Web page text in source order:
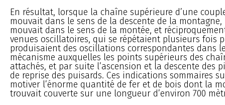
En résultat, lorsque la chaîne supérieure d’une
mouvait dans le sens de la descente de la montagne,
mouvait dans le sens de la montée, et
venues oscillatoires, qui se répétaient plusieurs fois
produisaient des oscillations correspondantes dans
mécanisme auxquelles les points supérieurs des
attachés, et par suite l’ascension et la descente des
de reprise des puisards. Ces indications sommaires
motiver l’énorme quantité de fer et de bois dont la
trouvait couverte sur une longueur d’environ 700